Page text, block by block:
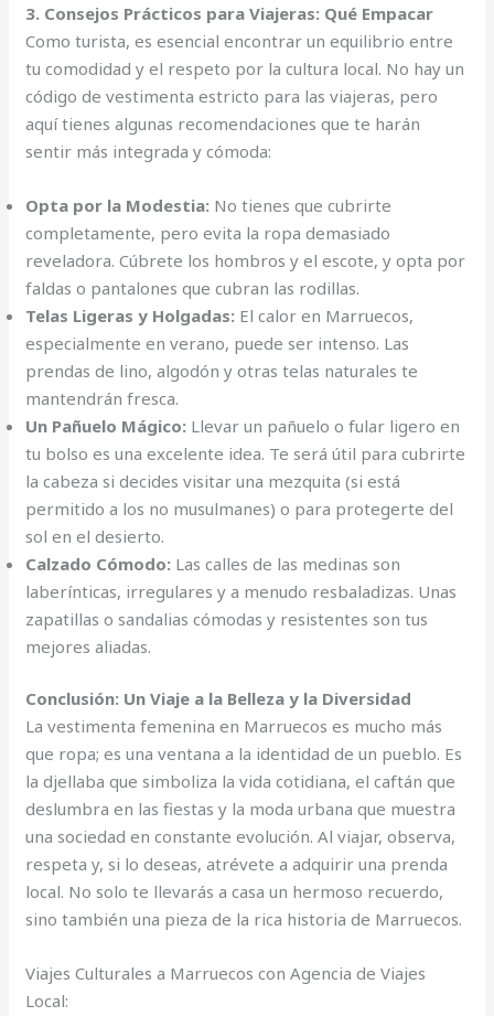
3. Consejos Prácticos para Viajeras: Qué Empacar
Como turista, es esencial encontrar un equilibrio entre
tu comodidad y el respeto por la cultura local. No hay un
código de vestimenta estricto para las viajeras, pero
aquí tienes algunas recomendaciones que te harán
sentir más integrada y cómoda:
Opta por la Modestia: No tienes que cubrirte
completamente, pero evita la ropa demasiado
reveladora. Cúbrete los hombros y el escote, y opta por
faldas o pantalones que cubran las rodillas.
Telas Ligeras y Holgadas: El calor en Marruecos,
especialmente en verano, puede ser intenso. Las
prendas de lino, algodón y otras telas naturales te
mantendrán fresca.
Un Pañuelo Mágico: Llevar un pañuelo o fular ligero en
tu bolso es una excelente idea. Te será útil para cubrirte
la cabeza si decides visitar una mezquita (si está
permitido a los no musulmanes) o para protegerte del
sol en el desierto.
Calzado Cómodo: Las calles de las medinas son
laberínticas, irregulares y a menudo resbaladizas. Unas
zapatillas o sandalias cómodas y resistentes son tus
mejores aliadas.
Conclusión: Un Viaje a la Belleza y la Diversidad
La vestimenta femenina en Marruecos es mucho más
que ropa; es una ventana a la identidad de un pueblo. Es
la djellaba que simboliza la vida cotidiana, el caftán que
deslumbra en las fiestas y la moda urbana que muestra
una sociedad en constante evolución. Al viajar, observa,
respeta y, si lo deseas, atrévete a adquirir una prenda
local. No solo te llevarás a casa un hermoso recuerdo,
sino también una pieza de la rica historia de Marruecos.
Viajes Culturales a Marruecos con Agencia de Viajes
Local: